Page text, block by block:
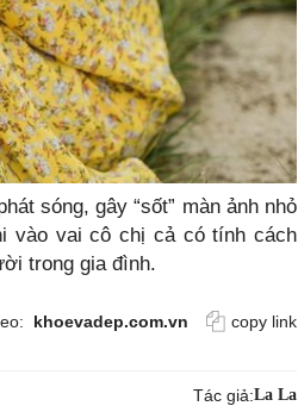
sóng, gây “sốt” màn ảnh nhỏ
vào vai cô chị cả có tính cách
trong gia đình.
khoevadep.com.vn copy link
Tác giả:La La